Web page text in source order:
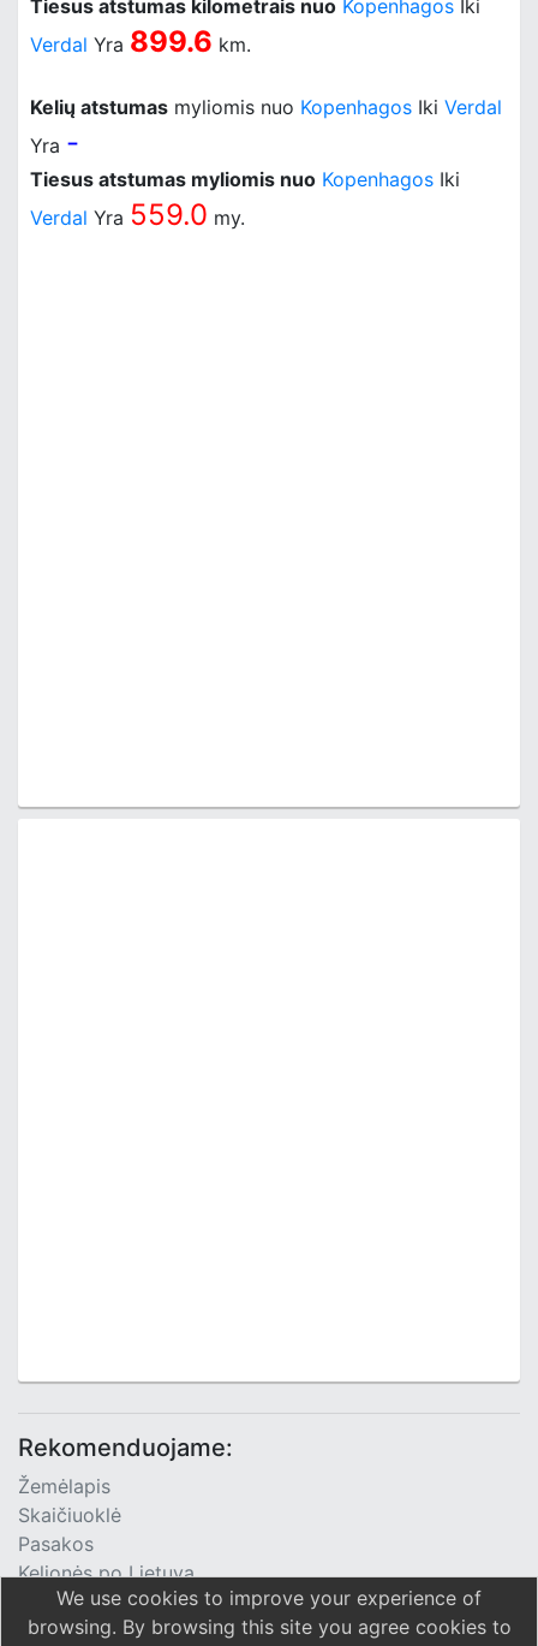
Tiesus atstumas kilometrais nuo Kopenhagos Iki
Verdal Yra 899.6 km.
Kelių atstumas myliomis nuo Kopenhagos Iki Verdal
Yra -
Tiesus atstumas myliomis nuo Kopenhagos Iki
Verdal Yra 559.0 my.
Rekomenduojame:
Žemėlapis
Skaičiuoklė
Pasakos
Kelionės po Lietuvą
TV Programa
We use cookies to improve your experience of
browsing. By browsing this site you agree cookies to